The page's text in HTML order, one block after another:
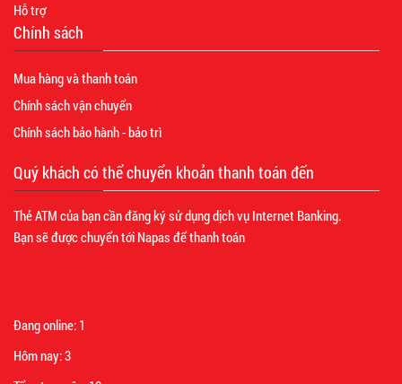
Hỗ trợ
Chính sách
Mua hàng và thanh toán
Chính sách vận chuyển
Chính sách bảo hành - bảo trì
Quý khách có thể chuyển khoản thanh toán đến
Thẻ ATM của bạn cần đăng ký sử dụng dịch vụ Internet Banking.
Bạn sẽ được chuyển tới Napas để thanh toán
Đang online: 1
Hôm nay:3